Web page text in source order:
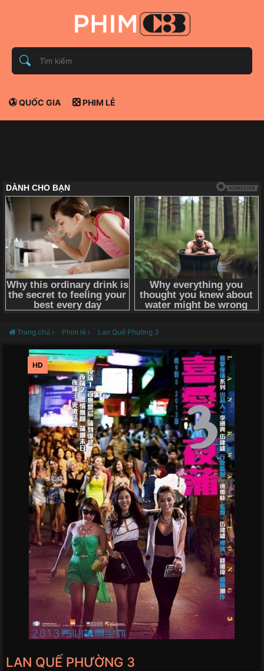
QUỐC GIA PHIM LẺ
Trang chủ Phim lẻ Lan Quế Phường 3
HD
LAN QUẾ PHƯỜNG 3